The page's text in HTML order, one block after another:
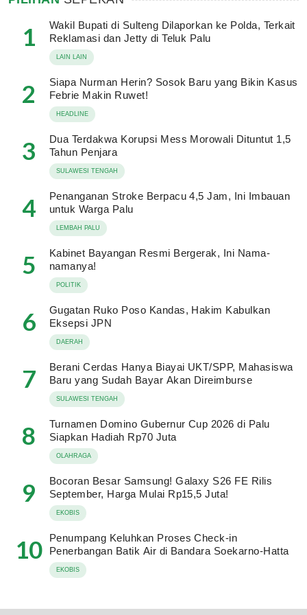
1
Wakil Bupati di Sulteng Dilaporkan ke Polda, Terkait
Reklamasi dan Jetty di Teluk Palu
LAIN LAIN
2
Siapa Nurman Herin? Sosok Baru yang Bikin Kasus
Febrie Makin Ruwet!
HEADLINE
3
Dua Terdakwa Korupsi Mess Morowali Dituntut 1,5
Tahun Penjara
SULAWESI TENGAH
4
Penanganan Stroke Berpacu 4,5 Jam, Ini Imbauan
untuk Warga Palu
LEMBAH PALU
5
Kabinet Bayangan Resmi Bergerak, Ini Nama-
namanya!
POLITIK
6
Gugatan Ruko Poso Kandas, Hakim Kabulkan
Eksepsi JPN
DAERAH
7
Berani Cerdas Hanya Biayai UKT/SPP, Mahasiswa
Baru yang Sudah Bayar Akan Direimburse
SULAWESI TENGAH
8
Turnamen Domino Gubernur Cup 2026 di Palu
Siapkan Hadiah Rp70 Juta
OLAHRAGA
9
Bocoran Besar Samsung! Galaxy S26 FE Rilis
September, Harga Mulai Rp15,5 Juta!
EKOBIS
10
Penumpang Keluhkan Proses Check-in
Penerbangan Batik Air di Bandara Soekarno-Hatta
EKOBIS